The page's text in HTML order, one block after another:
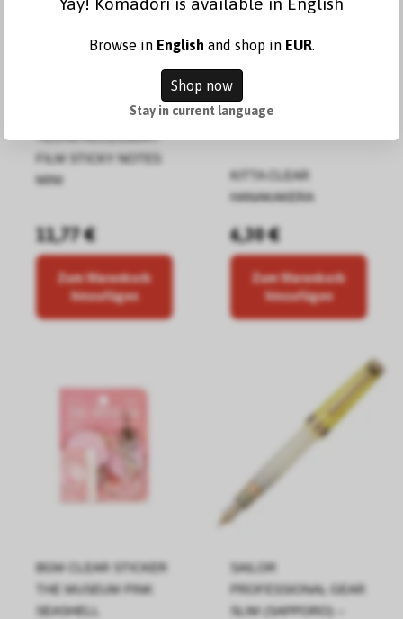
TECHO ACCESSORY
FILM STICKY NOTES
MINI
11,77 €
Zum Warenkorb
hinzufügen
KITTA CLEAR
HANAKAKERA
6,30 €
Zum Warenkorb
hinzufügen
BGM CLEAR STICKER
THE MUSEUM PINK
SEASHELL
SAILOR
PROFESSIONAL GEAR
SLIM (SAPPORO) –
Browse in English and shop in EUR.
Shop now
Stay in current language